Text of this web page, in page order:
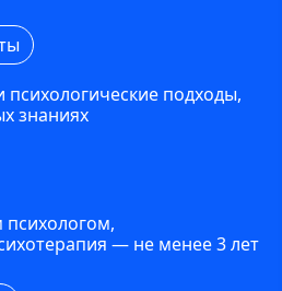
подходы,
знаниях
— не менее 3 лет